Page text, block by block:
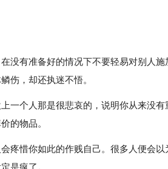
没有准备好的情况下不要轻易对别人
伤，却还执迷不悟。
一个人那是很悲哀的，说明你从来没
的物品。
疼惜你如此的作贱自己。很多人便会